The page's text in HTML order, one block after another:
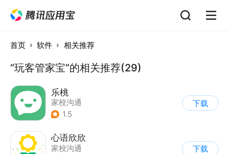
首页 软件 相关推荐
“玩客管家宝”的相关推荐(29)
乐桃
家校沟通
1.5
下载
心语欣欣
家校沟通
下载